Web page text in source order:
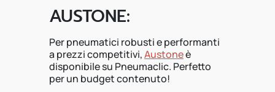
AUSTONE:
Per pneumatici robusti e performanti
a prezzi competitivi,Austoneè
disponibile su Pneumaclic. Perfetto
per un budget contenuto!